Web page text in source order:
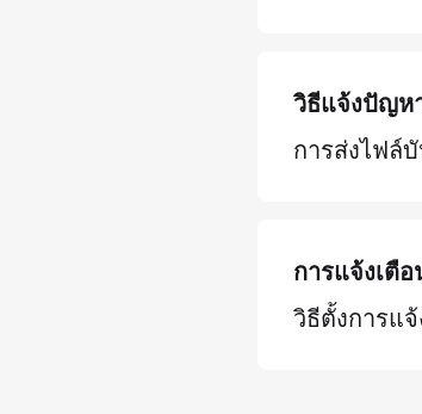
วิธีแจ้งปัญห
การส่งไฟล์
การแจ้งเตื
วิธีตั้งการแจ้